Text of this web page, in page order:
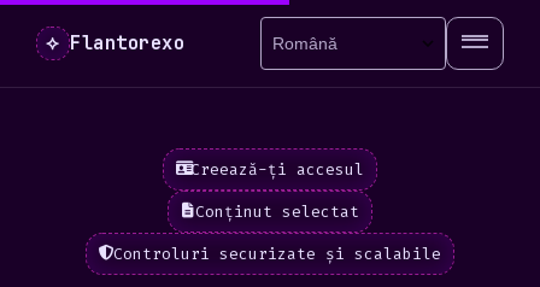
⟡ Flantorexo
Creează-ți accesul
Conținut selectat
Controluri securizate și scalabile